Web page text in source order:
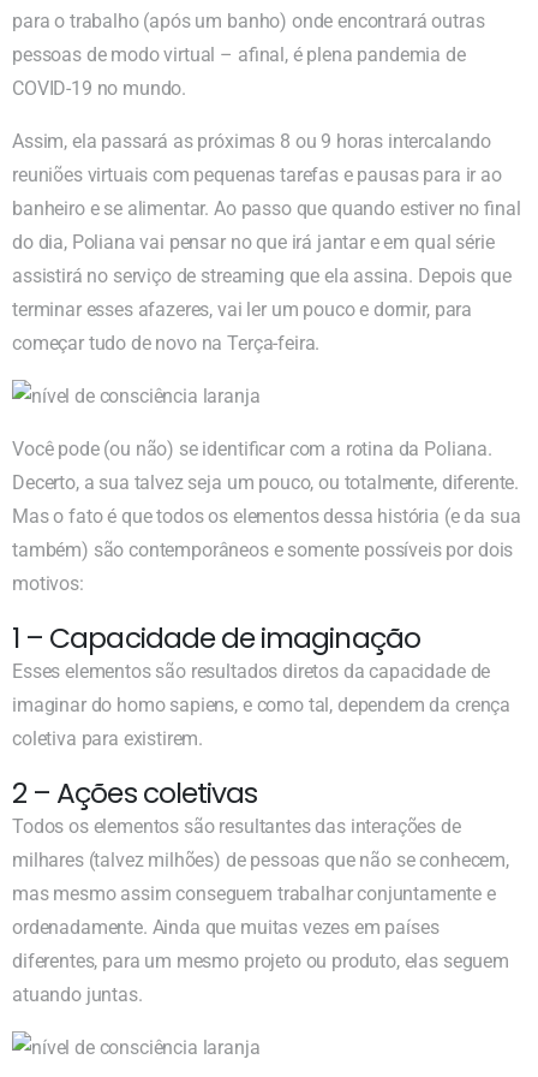
para o trabalho (após um banho) onde encontrará outras
pessoas de modo virtual – afinal, é plena pandemia de
COVID-19 no mundo.
Assim, ela passará as próximas 8 ou 9 horas intercalando
reuniões virtuais com pequenas tarefas e pausas para ir ao
banheiro e se alimentar. Ao passo que quando estiver no final
do dia, Poliana vai pensar no que irá jantar e em qual série
assistirá no serviço de streaming que ela assina. Depois que
terminar esses afazeres, vai ler um pouco e dormir, para
começar tudo de novo na Terça-feira.
Você pode (ou não) se identificar com a rotina da Poliana.
Decerto, a sua talvez seja um pouco, ou totalmente, diferente.
Mas o fato é que todos os elementos dessa história (e da sua
também) são contemporâneos e somente possíveis por dois
motivos:
1 – Capacidade de imaginação
Esses elementos são resultados diretos da capacidade de
imaginar do homo sapiens, e como tal, dependem da crença
coletiva para existirem.
2 – Ações coletivas
Todos os elementos são resultantes das interações de
milhares (talvez milhões) de pessoas que não se conhecem,
mas mesmo assim conseguem trabalhar conjuntamente e
ordenadamente. Ainda que muitas vezes em países
diferentes, para um mesmo projeto ou produto, elas seguem
atuando juntas.